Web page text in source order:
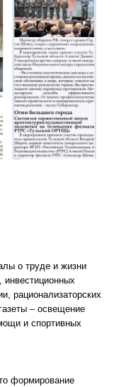
о труде и жизни
инвестиционных
рационализаторских
– освещение
и спортивных
формирование